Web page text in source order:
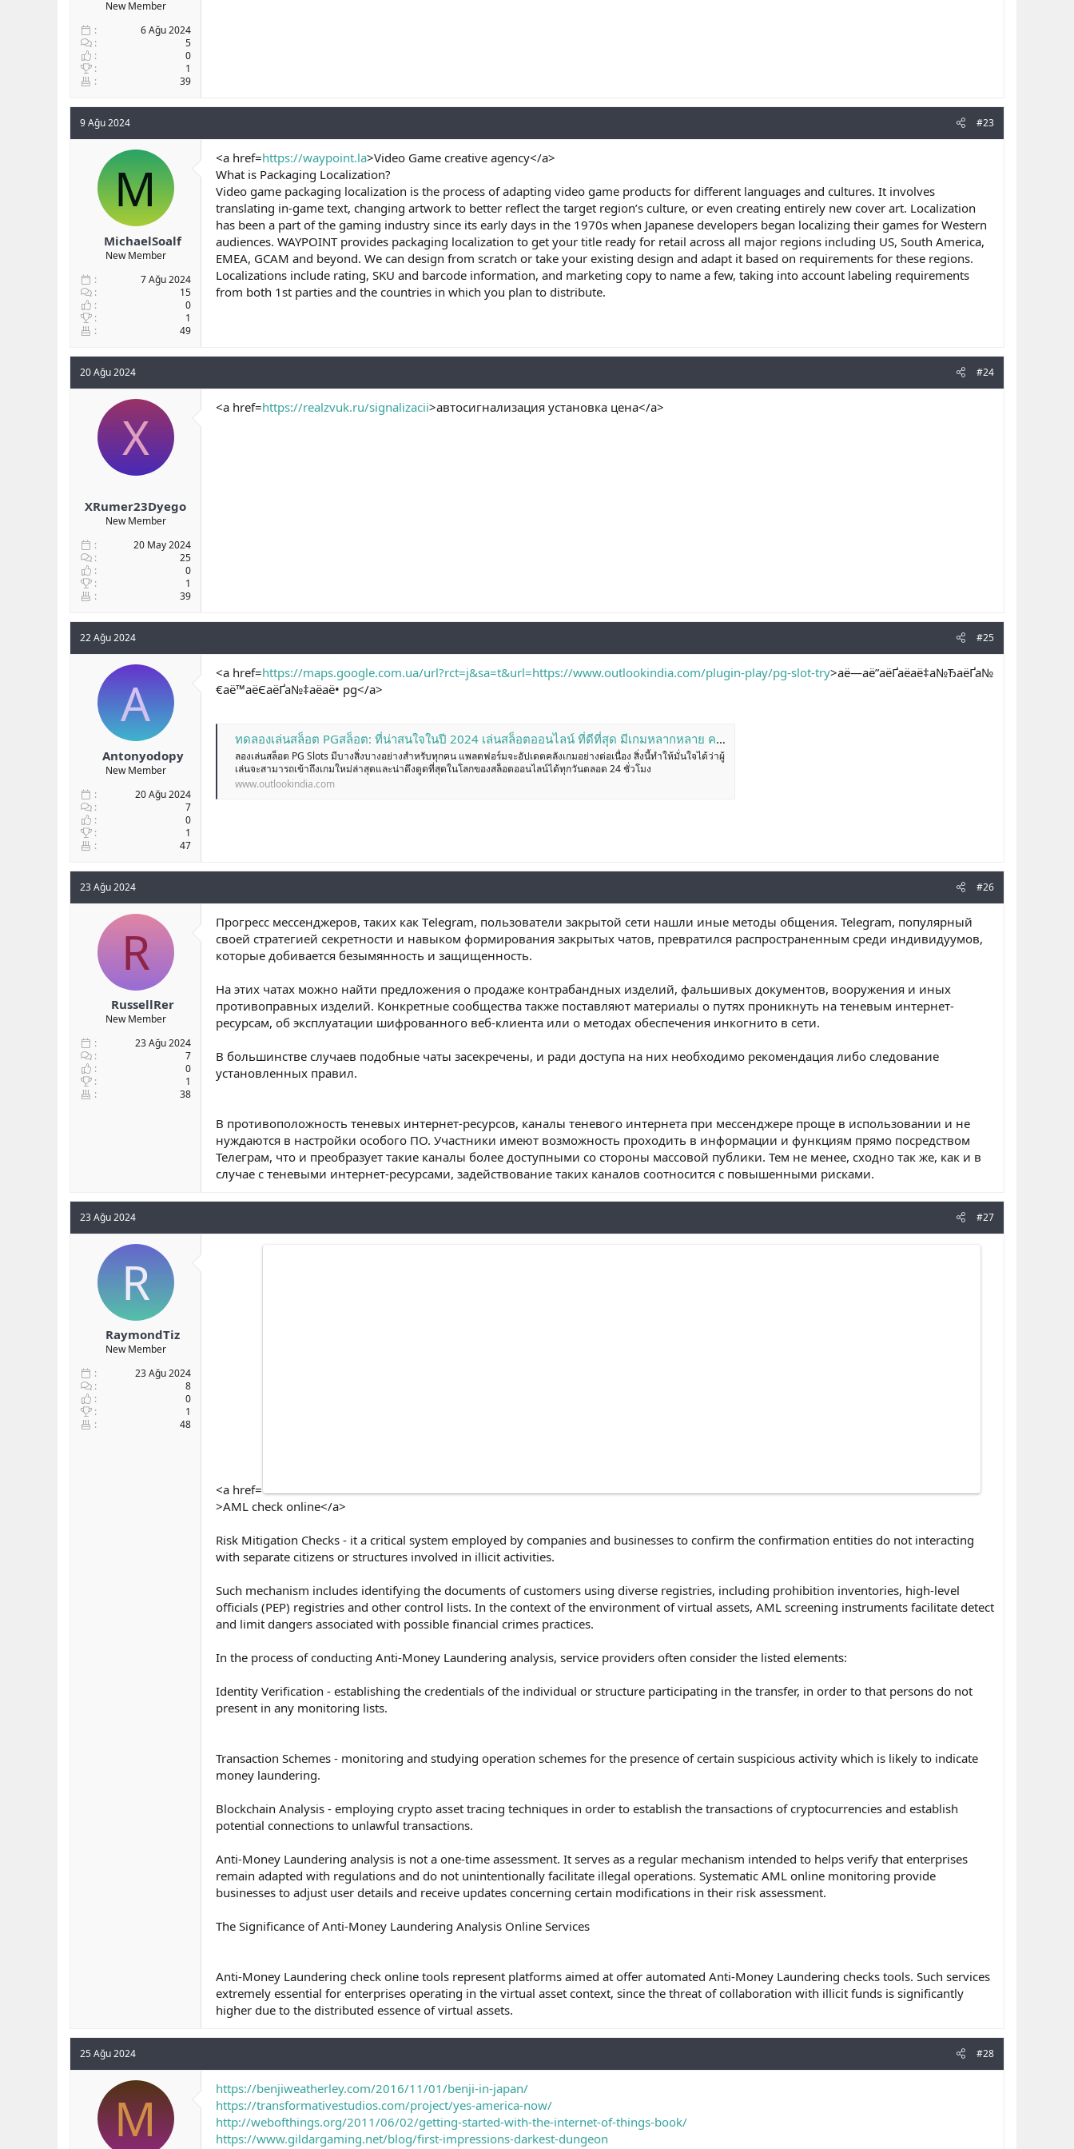
New Member
6 Ağu 2024
5
0
1
39
9 Ağu 2024 #23
M
MichaelSoalf
New Member
7 Ağu 2024
15
0
1
49
<a href=https://waypoint.la>Video Game creative agency</a>
What is Packaging Localization?
Video game packaging localization is the process of adapting video game products for different languages and cultures. It involves
translating in-game text, changing artwork to better reflect the target region’s culture, or even creating entirely new cover art. Localization
has been a part of the gaming industry since its early days in the 1970s when Japanese developers began localizing their games for Western
audiences. WAYPOINT provides packaging localization to get your title ready for retail across all major regions including US, South America,
EMEA, GCAM and beyond. We can design from scratch or take your existing design and adapt it based on requirements for these regions.
Localizations include rating, SKU and barcode information, and marketing copy to name a few, taking into account labeling requirements
from both 1st parties and the countries in which you plan to distribute.
20 Ağu 2024 #24
X
XRumer23Dyego
New Member
20 May 2024
25
0
1
39
<a href=https://realzvuk.ru/signalizacii>автосигнализация установка цена</a>
22 Ağu 2024 #25
A
Antonyodopy
New Member
20 Ağu 2024
7
0
1
47
<a href=https://maps.google.com.ua/url?rct=j&sa=t&url=https://www.outlookindia.com/plugin-play/pg-slot-try>аё—аё”аёҐаёаё‡а№ЂаёҐа№
€аё™аёЄаёҐа№‡аёаё• pg</a>
ทดลองเล่นสล็อต PGสล็อต: ที่น่าสนใจในปี 2024 เล่นสล็อตออนไลน์ ที่ดีที่สุด มีเกมหลากหลาย ความปลอดภัยสูงสุด
ลองเล่นสล็อต PG Slots มีบางสิ่งบางอย่างสำหรับทุกคน แพลตฟอร์มจะอัปเดตคลังเกมอย่างต่อเนื่อง สิ่งนี้ทำให้มั่นใจได้ว่าผู้
เล่นจะสามารถเข้าถึงเกมใหม่ล่าสุดและน่าดึงดูดที่สุดในโลกของสล็อตออนไลน์ได้ทุกวันตลอด 24 ชั่วโมง
www.outlookindia.com
23 Ağu 2024 #26
R
RussellRer
New Member
23 Ağu 2024
7
0
1
38
Прогресс мессенджеров, таких как Тelegram, пользователи закрытой сети нашли иные методы общения. Telegram, популярный
своей стратегией секретности и навыком формирования закрытых чатов, превратился распространенным среди индивидуумов,
которые добивается безымянность и защищенность.
На этих чатах можно найти предложения о продаже контрабандных изделий, фальшивых документов, вооружения и иных
противоправных изделий. Конкретные сообщества также поставляют материалы о путях проникнуть на теневым интернет-
ресурсам, об эксплуатации шифрованного веб-клиента или о методах обеспечения инкогнито в сети.
В большинстве случаев подобные чаты засекречены, и ради доступа на них необходимо рекомендация либо следование
установленных правил.
В противоположность теневых интернет-ресурсов, каналы теневого интернета при мессенджере проще в использовании и не
нуждаются в настройки особого ПО. Участники имеют возможность проходить в информации и функциям прямо посредством
Телеграм, что и преобразует такие каналы более доступными со стороны массовой публики. Тем не менее, сходно так же, как и в
случае с теневыми интернет-ресурсами, задействование таких каналов соотносится с повышенными рисками.
23 Ağu 2024 #27
R
RaymondTiz
New Member
23 Ağu 2024
8
0
1
48
<a href=
>AML check online</a>
Risk Mitigation Checks - it a critical system employed by companies and businesses to confirm the confirmation entities do not interacting
with separate citizens or structures involved in illicit activities.
Such mechanism includes identifying the documents of customers using diverse registries, including prohibition inventories, high-level
officials (PEP) registries and other control lists. In the context of the environment of virtual assets, AML screening instruments facilitate detect
and limit dangers associated with possible financial crimes practices.
In the process of conducting Anti-Money Laundering analysis, service providers often consider the listed elements:
Identity Verification - establishing the credentials of the individual or structure participating in the transfer, in order to that persons do not
present in any monitoring lists.
Transaction Schemes - monitoring and studying operation schemes for the presence of certain suspicious activity which is likely to indicate
money laundering.
Blockchain Analysis - employing crypto asset tracing techniques in order to establish the transactions of cryptocurrencies and establish
potential connections to unlawful transactions.
Anti-Money Laundering analysis is not a one-time assessment. It serves as a regular mechanism intended to helps verify that enterprises
remain adapted with regulations and do not unintentionally facilitate illegal operations. Systematic AML online monitoring provide
businesses to adjust user details and receive updates concerning certain modifications in their risk assessment.
The Significance of Anti-Money Laundering Analysis Online Services
Anti-Money Laundering check online tools represent platforms aimed at offer automated Anti-Money Laundering checks tools. Such services
extremely essential for enterprises operating in the virtual asset context, since the threat of collaboration with illicit funds is significantly
higher due to the distributed essence of virtual assets.
25 Ağu 2024 #28
M
https://benjiweatherley.com/2016/11/01/benji-in-japan/
https://transformativestudios.com/project/yes-america-now/
http://webofthings.org/2011/06/02/getting-started-with-the-internet-of-things-book/
https://www.gildargaming.net/blog/first-impressions-darkest-dungeon